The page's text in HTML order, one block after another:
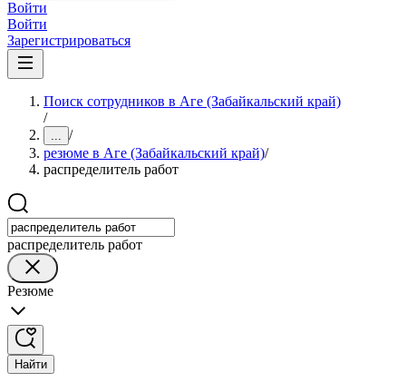
Войти
Войти
Зарегистрироваться
Поиск сотрудников в Аге (Забайкальский край)
/
... /
резюме в Аге (Забайкальский край)/
распределитель работ
распределитель работ
Резюме
Найти